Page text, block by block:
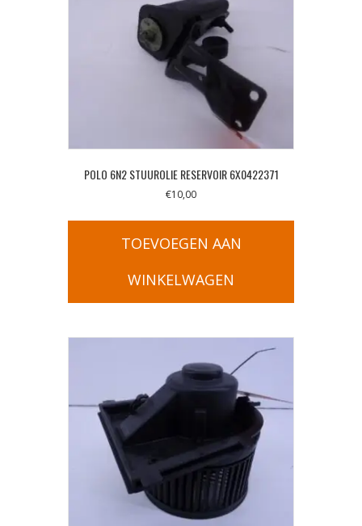
POLO 6N2 STUUROLIE RESERVOIR 6X0422371
€10,00
TOEVOEGEN AAN
WINKELWAGEN